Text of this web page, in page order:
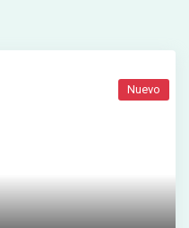
Nuevo